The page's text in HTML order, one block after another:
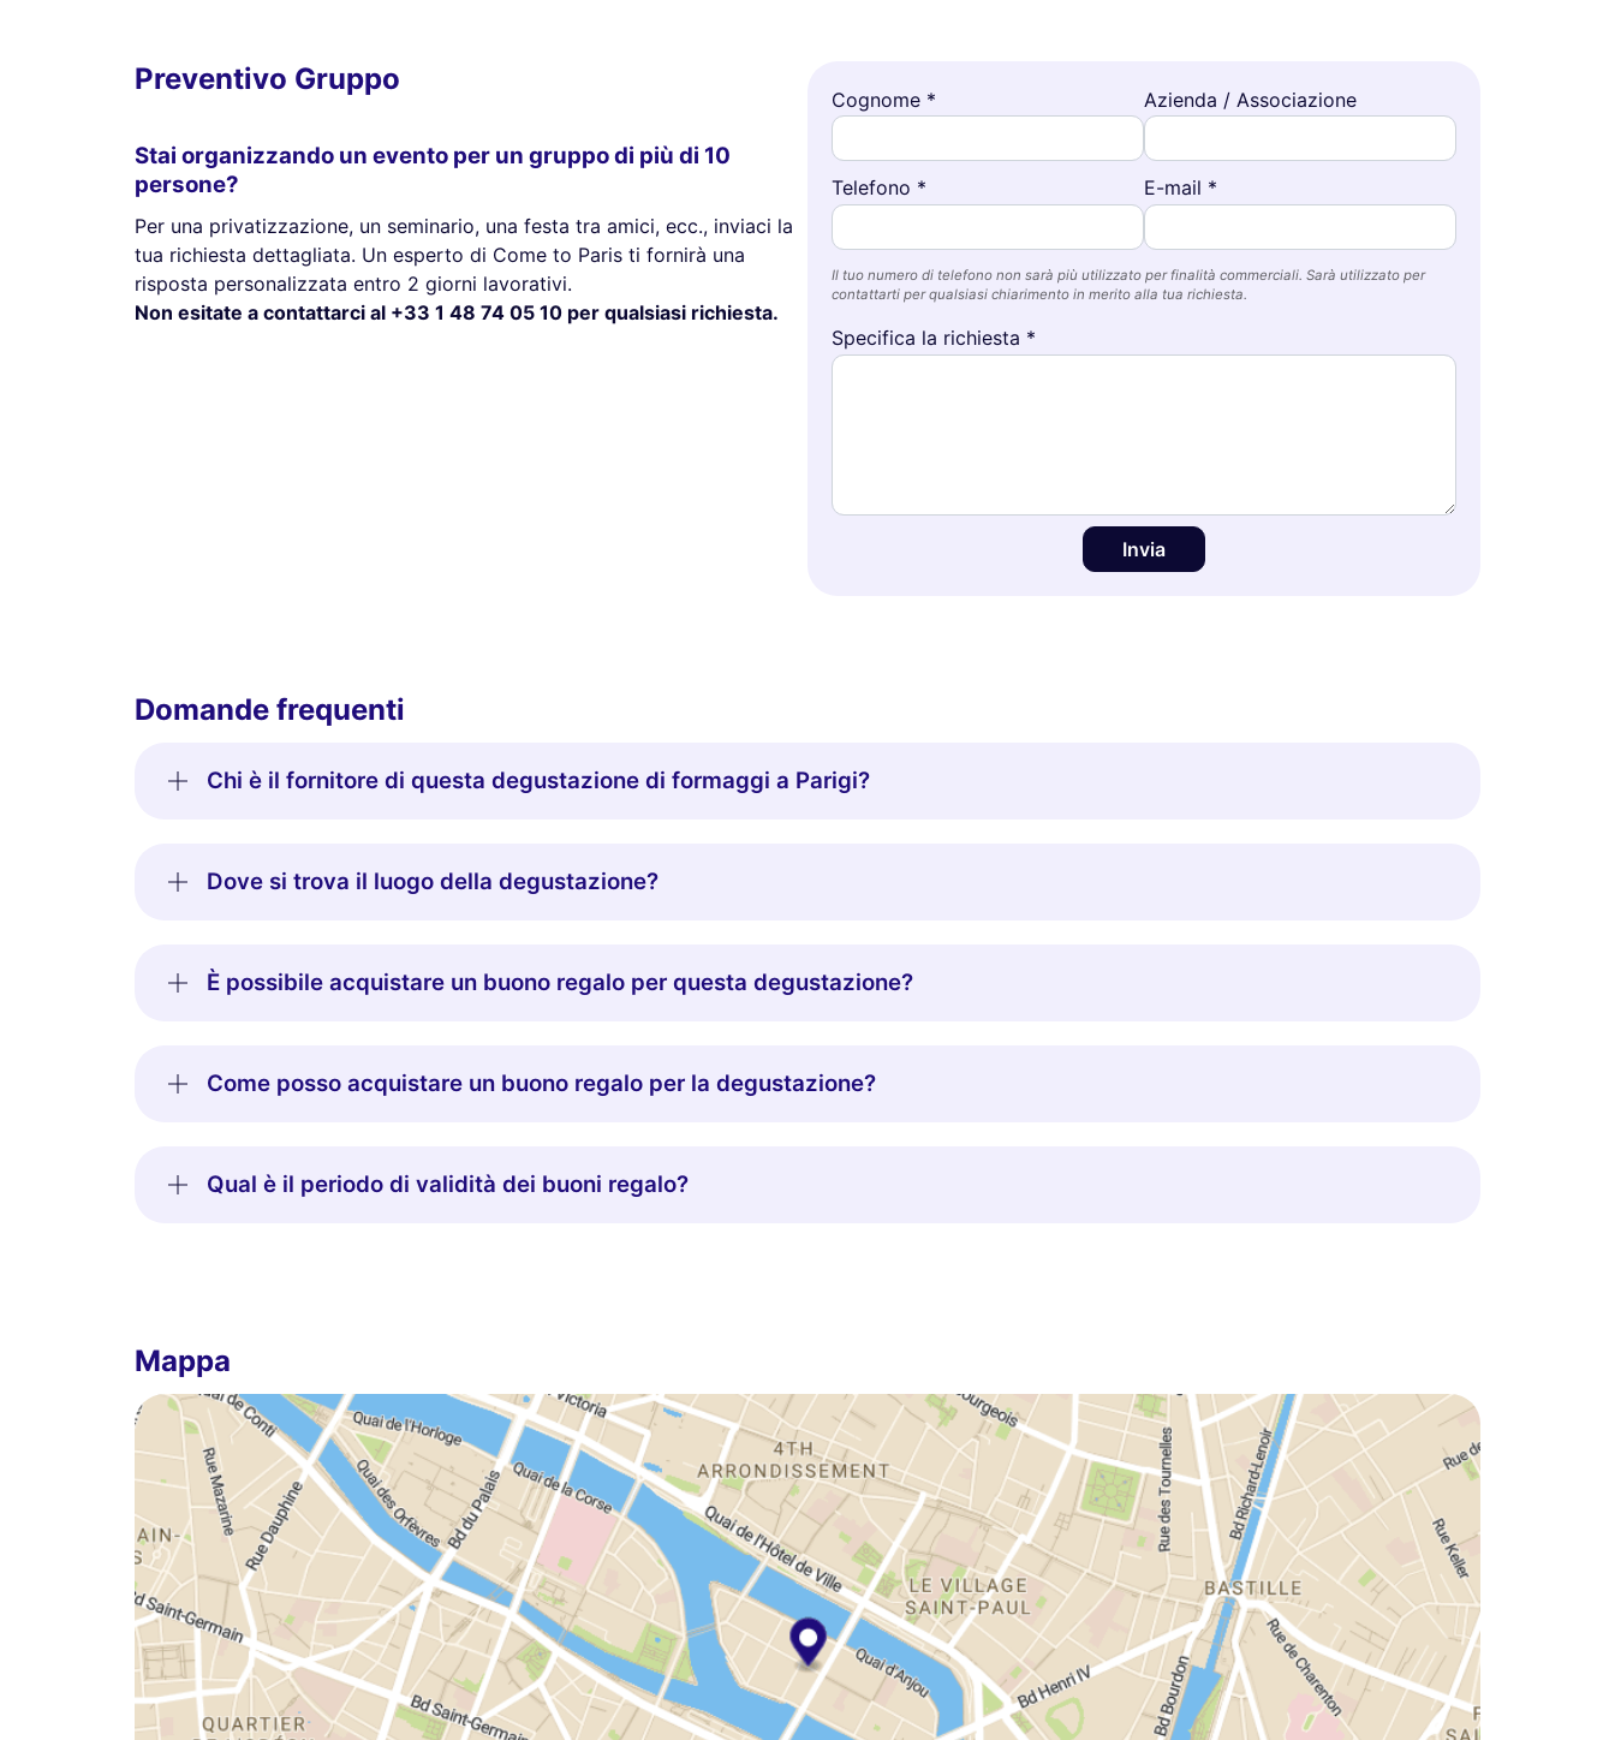
Preventivo Gruppo
Stai organizzando un evento per un gruppo di più di 10
persone?
Per una privatizzazione, un seminario, una festa tra amici, ecc., inviaci la
tua richiesta dettagliata. Un esperto di Come to Paris ti fornirà una
risposta personalizzata entro 2 giorni lavorativi.
Non esitate a contattarci al +33 1 48 74 05 10 per qualsiasi richiesta.
Cognome * Azienda / Associazione
Telefono * E-mail *
Il tuo numero di telefono non sarà più utilizzato per finalità commerciali. Sarà utilizzato per
contattarti per qualsiasi chiarimento in merito alla tua richiesta.
Specifica la richiesta *
Invia
Domande frequenti
Chi è il fornitore di questa degustazione di formaggi a Parigi?
Dove si trova il luogo della degustazione?
È possibile acquistare un buono regalo per questa degustazione?
Come posso acquistare un buono regalo per la degustazione?
Qual è il periodo di validità dei buoni regalo?
Mappa